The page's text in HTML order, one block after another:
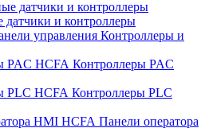
датчики и контроллеры
Контроллеры и
Контроллеры PAC
Контроллеры PLC
Панели оператора